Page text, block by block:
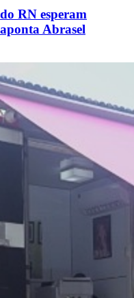
RN esperam
Abrasel